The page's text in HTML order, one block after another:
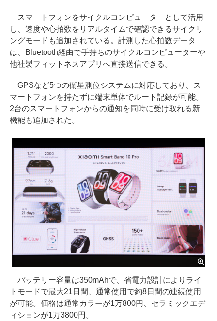
スマートフォンをサイクルコンピューターとして活用
し、速度や心拍数をリアルタイムで確認できるサイクリ
ングモードも追加されている。計測した心拍数データ
は、Bluetooth経由で手持ちのサイクルコンピューターや
他社製フィットネスアプリへ直接送信できる。
GPSなど5つの衛星測位システムに対応しており、ス
マートフォンを持たずに端末単体でルート記録が可能。
2台のスマートフォンからの通知を同時に受け取れる新
機能も追加された。
バッテリー容量は350mAhで、省電力設計によりライ
トモードで最大21日間、通常使用で約8日間の連続使用
が可能。価格は通常カラーが1万800円、セラミックエデ
ィションが1万3800円。